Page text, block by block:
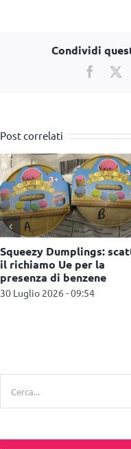
Condividi
X
Post correlati
AliExpress: maxi multa
550 milioni di euro per la
vendita di prodotti
27 Luglio 2026 - 11:09